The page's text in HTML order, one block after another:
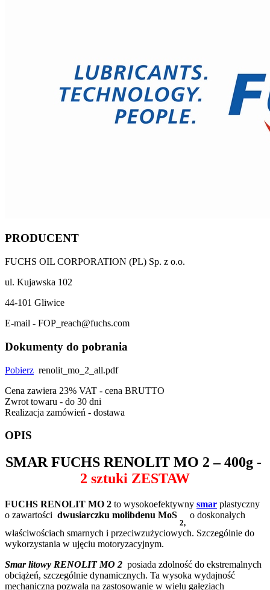
PRODUCENT
FUCHS OIL CORPORATION (PL) Sp. z o.o.
ul. Kujawska 102
44-101 Gliwice
E-mail - FOP_reach@fuchs.com
Dokumenty do pobrania
Pobierz renolit_mo_2_all.pdf
Cena zawiera 23% VAT - cena BRUTTO
Zwrot towaru - do 30 dni
Realizacja zamówień - dostawa
OPIS
SMAR FUCHS RENOLIT MO 2 – 400g -
2 sztuki ZESTAW
FUCHS RENOLIT MO 2 to wysokoefektywny smar plastyczny
o zawartości dwusiarczku molibdenu MoS
2,
o doskonałych
właściwościach smarnych i przeciwzużyciowych. Szczególnie do
wykorzystania w ujęciu motoryzacyjnym.
Smar litowy RENOLIT MO 2 posiada zdolność do ekstremalnych
obciążeń, szczególnie dynamicznych. Ta wysoka wydajność
mechaniczna pozwala na zastosowanie w wielu gałęziach